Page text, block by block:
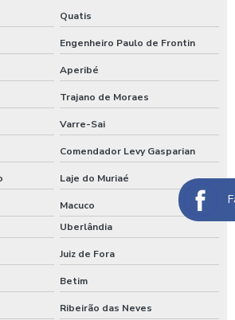
veículos
lixo
service
Quatis
Engenheiro Paulo de Frontin
Aperibé
Trajano de Moraes
Varre-Sai
Comendador Levy Gasparian
Laje do Muriaé
Macuco
Uberlândia
Juiz de Fora
Betim
Ribeirão das Neves